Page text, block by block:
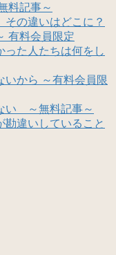
料記事～
その違いはどこに？
有料会員限定
った人たちは何をし
いから ～有料会員限
い ～無料記事～
勘違いしていること